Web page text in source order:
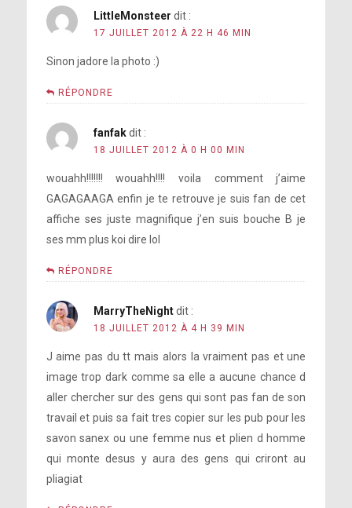
LittleMonsteer dit :
17 JUILLET 2012 À 22 H 46 MIN
Sinon jadore la photo :)
RÉPONDRE
fanfak dit :
18 JUILLET 2012 À 0 H 00 MIN
wouahh!!!!!!! wouahh!!!! voila comment j’aime
GAGAGAAGA enfin je te retrouve je suis fan de cet
affiche ses juste magnifique j’en suis bouche B je
ses mm plus koi dire lol
RÉPONDRE
MarryTheNight dit :
18 JUILLET 2012 À 4 H 39 MIN
J aime pas du tt mais alors la vraiment pas et une
image trop dark comme sa elle a aucune chance d
aller chercher sur des gens qui sont pas fan de son
travail et puis sa fait tres copier sur les pub pour les
savon sanex ou une femme nus et plien d homme
qui monte desus y aura des gens qui criront au
pliagiat